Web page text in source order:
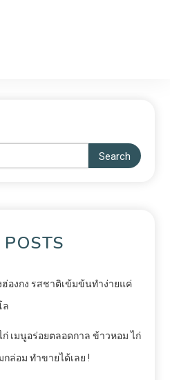
Search
องกง รสชาติเข้มข้นทำง่ายแค่
ล
เมนูอร่อยตลอดกาล ข้าวหอม ไก่
ล่อม ทำขายได้เลย !